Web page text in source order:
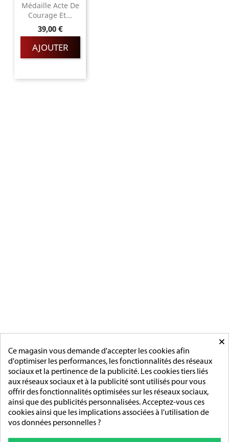
Médaille Acte De
Courage Et...
Prix
39,00 €
AJOUTER
PAGES
L'entreprise
Sur mesure
Mentions légales
Conditions générales de vente
ADRESSE/TÉLÉPHONE
×
Ce magasin vous demande d'accepter les cookies afin
d'optimiser les performances, les fonctionnalités des réseaux
sociaux et la pertinence de la publicité. Les cookies tiers liés
aux réseaux sociaux et à la publicité sont utilisés pour vous
offrir des fonctionnalités optimisées sur les réseaux sociaux,
ainsi que des publicités personnalisées. Acceptez-vous ces
cookies ainsi que les implications associées à l'utilisation de
vos données personnelles ?